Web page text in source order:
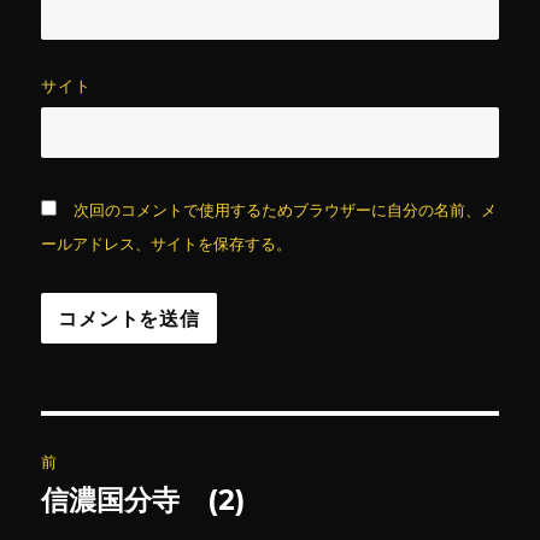
サイト
次回のコメントで使用するためブラウザーに自分の名前、メ
ールアドレス、サイトを保存する。
稿
前
前
信濃国分寺 (2)